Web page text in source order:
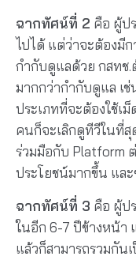
ฉากทัศน์ที่ 2 คือ ผู้ป
ไปได้ แต่ว่าจะต้องมี
กำกับดูแลด้วย กสทช.
มากกว่ากำกับดูแล เช่
ประเภทที่จะต้องใช้เ
คนก็จะเลิกดูทีวีในที่
ร่วมมือกับ Platform
ประโยชน์มากขึ้น แล
ฉากทัศน์ที่ 3 คือ ผู้ป
ในอีก 6-7 ปีข้างหน้
แล้วก็สามารถรวมกัน